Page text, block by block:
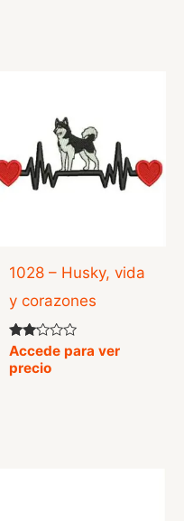
1028 – Husky, vida
y corazones
Valorado
con
2.00
Accede para ver
precio